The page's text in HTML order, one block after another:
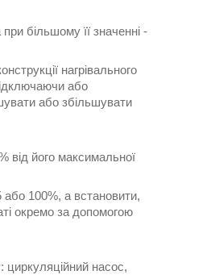
більшому її значенні -
нагрівального
або
або збільшувати
від його максимальної
100%, а встановити,
окремо за допомогою
циркуляційний насос,